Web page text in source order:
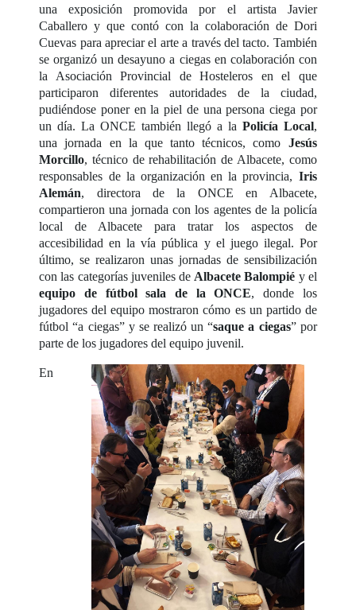
una exposición promovida por el artista Javier
Caballero y que contó con la colaboración de Dori
Cuevas para apreciar el arte a través del tacto. También
se organizó un desayuno a ciegas en colaboración con
la Asociación Provincial de Hosteleros en el que
participaron diferentes autoridades de la ciudad,
pudiéndose poner en la piel de una persona ciega por
un día. La ONCE también llegó a la Policía Local,
una jornada en la que tanto técnicos, como Jesús
Morcillo, técnico de rehabilitación de Albacete, como
responsables de la organización en la provincia, Iris
Alemán, directora de la ONCE en Albacete,
compartieron una jornada con los agentes de la policía
local de Albacete para tratar los aspectos de
accesibilidad en la vía pública y el juego ilegal. Por
último, se realizaron unas jornadas de sensibilización
con las categorías juveniles de Albacete Balompié y el
equipo de fútbol sala de la ONCE, donde los
jugadores del equipo mostraron cómo es un partido de
fútbol “a ciegas” y se realizó un “saque a ciegas” por
parte de los jugadores del equipo juvenil.
En